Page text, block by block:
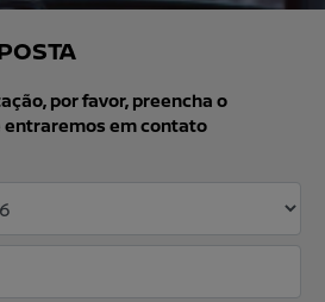
por favor, preencha o
em contato